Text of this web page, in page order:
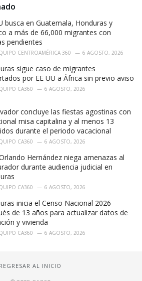
busca en Guatemala, Honduras y
a más de 66,000 migrantes con
pendientes
CENTROAMÉRICA 360 6 AGOSTO, 2026
sigue caso de migrantes
por EE UU a África sin previo aviso
CA360 6 AGOSTO, 2026
concluye las fiestas agostinas con
misa capitalina y al menos 13
durante el periodo vacacional
CA360 6 AGOSTO, 2026
Hernández niega amenazas al
durante audiencia judicial en
CA360 6 AGOSTO, 2026
inicia el Censo Nacional 2026
de 13 años para actualizar datos de
y vivienda
CA360 6 AGOSTO, 2026
REGRESAR AL INICIO